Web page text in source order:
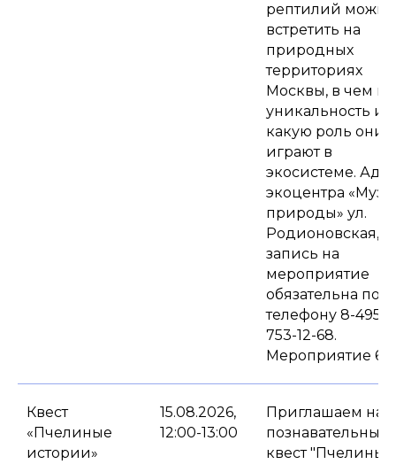
рептилий можно
встретить на
природных
территориях
Москвы, в чем их
уникальность и
какую роль они
играют в
экосистеме.
экоцентра
природы» ул.
Родионовская,
запись на
мероприятие
обязательна по
телефону 8-495-
753-12-68.
Мероприятие 6+.
Квест
«Пчелиные
истории»
15.08.2026,
12:00-13:00
Приглашаем на
познавательный
квест "Пчелиные